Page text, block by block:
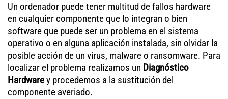
Un ordenador puede tener multitud de fallos hardware
en cualquier componente que lo integran o bien
software que puede ser un problema en el sistema
operativo o en alguna aplicación instalada, sin olvidar la
posible acción de un virus, malware o ransomware. Para
localizar el problema realizamos un Diagnóstico
Hardwarey procedemos a la sustitución del
componente averiado.